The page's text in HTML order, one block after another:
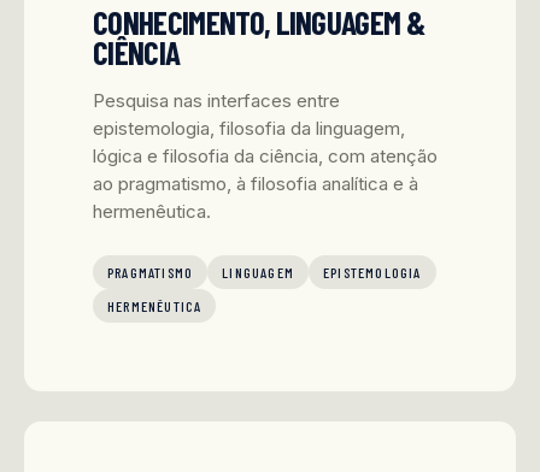
CONHECIMENTO, LINGUAGEM &
CIÊNCIA
Pesquisa nas interfaces entre
epistemologia, filosofia da linguagem,
lógica e filosofia da ciência, com atenção
ao pragmatismo, à filosofia analítica e à
hermenêutica.
PRAGMATISMO LINGUAGEM
EPISTEMOLOGIA
HERMENÊUTICA